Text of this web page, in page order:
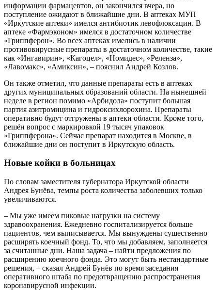
информации фармацевтов, он закончился вчера, но
поступление ожидают в ближайшие дни. В аптеках МУП
«Иркутские аптеки» имелся антибиотик левофлоксацин. В
аптеке «Фармэконом» имелся в достаточном количестве
«Гриппферон». Во всех аптеках имелись в наличии
противовирусные препараты в достаточном количестве, такие
как «Ингавирин», «Кагоцел», «Номидес», «Реленза»,
«Лавомакс», «Амиксин», – пояснил Андрей Козлов.
Он также отметил, что данные препараты есть в аптеках
других муниципальных образований области. На нынешней
неделе в регион помимо «Арбидола» поступит большая
партия азитромицина и гидроксихлорохина. Препараты
оперативно будут отгружены в аптеки области. Кроме того,
решён вопрос с маркировкой 19 тысяч упаковок
«Гриппферона». Сейчас препарат находится в Москве, в
ближайшие дни он поступит в Иркутскую область.
Новые койки в больницах
По словам заместителя губернатора Иркутской области
Андрея Бунёва, темпы роста количества заболевших только
увеличиваются.
– Мы уже имеем пиковые нагрузки на систему
здравоохранения. Ежедневно госпитализируется больше
пациентов, чем выписывается. Мы вынуждены существенно
расширять коечный фонд. То, что мы добавляем, заполняется
за считанные дни. Наша задача – найти предложения по
расширению коечного фонда. Это могут быть нестандартные
решения, – сказал Андрей Бунёв по время заседания
оперативного штаба по предотвращению распространения
коронавирусной инфекции.